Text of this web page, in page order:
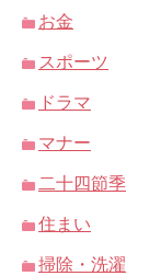
お金
スポーツ
ドラマ
マナー
二十四節季
住まい
掃除・洗濯